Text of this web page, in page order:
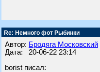
Re: Немного фот Рыбинки
Автор: Бродяга Московский
Дата: 20-06-22 23:14
borist писал: